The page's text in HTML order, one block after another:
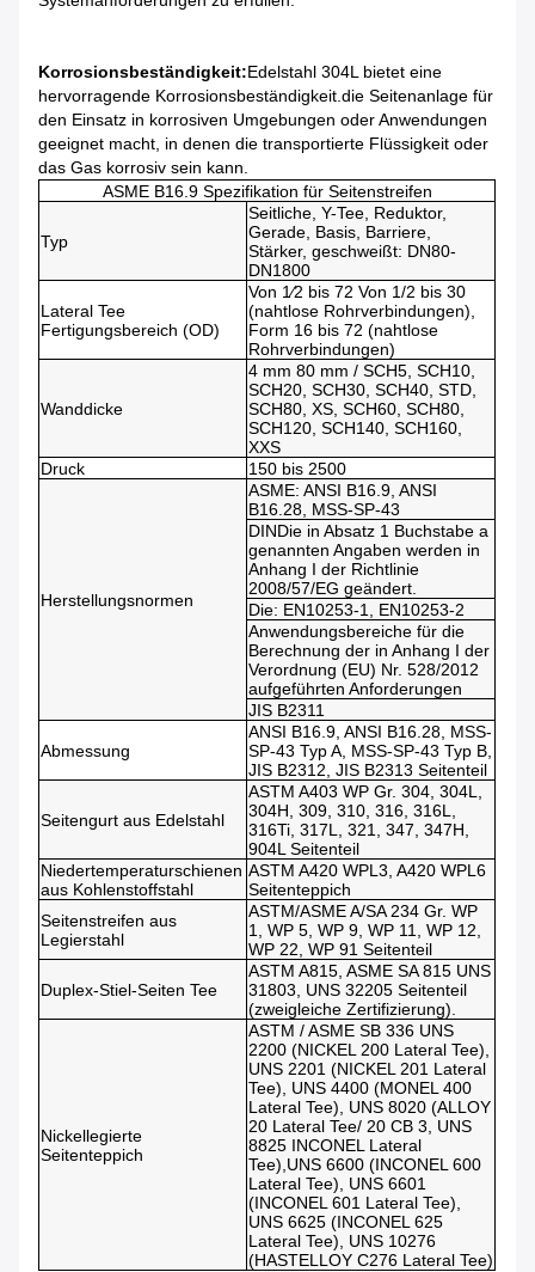
Korrosionsbeständigkeit:Edelstahl 304L bietet eine
hervorragende Korrosionsbeständigkeit.die Seitenanlage für
den Einsatz in korrosiven Umgebungen oder Anwendungen
geeignet macht, in denen die transportierte Flüssigkeit oder
das Gas korrosiv sein kann.
ASME B16.9 Spezifikation für Seitenstreifen
Typ
Seitliche, Y-Tee, Reduktor,
Gerade, Basis, Barriere,
Stärker, geschweißt: DN80-
DN1800
Lateral Tee
Fertigungsbereich (OD)
Von 1⁄2 bis 72 Von 1/2 bis 30
(nahtlose Rohrverbindungen),
Form 16 bis 72 (nahtlose
Rohrverbindungen)
Wanddicke
4 mm 80 mm / SCH5, SCH10,
SCH20, SCH30, SCH40, STD,
SCH80, XS, SCH60, SCH80,
SCH120, SCH140, SCH160,
XXS
Druck
150 bis 2500
Herstellungsnormen
ASME: ANSI B16.9, ANSI
B16.28, MSS-SP-43
DINDie in Absatz 1 Buchstabe a
genannten Angaben werden in
Anhang I der Richtlinie
2008/57/EG geändert.
Die: EN10253-1, EN10253-2
Anwendungsbereiche für die
Berechnung der in Anhang I der
Verordnung (EU) Nr. 528/2012
aufgeführten Anforderungen
JIS B2311
Abmessung
ANSI B16.9, ANSI B16.28, MSS-
SP-43 Typ A, MSS-SP-43 Typ B,
JIS B2312, JIS B2313 Seitenteil
Seitengurt aus Edelstahl
ASTM A403 WP Gr. 304, 304L,
304H, 309, 310, 316, 316L,
316Ti, 317L, 321, 347, 347H,
904L Seitenteil
Niedertemperaturschienen
aus Kohlenstoffstahl
ASTM A420 WPL3, A420 WPL6
Seitenteppich
Seitenstreifen aus
Legierstahl
ASTM/ASME A/SA 234 Gr. WP
1, WP 5, WP 9, WP 11, WP 12,
WP 22, WP 91 Seitenteil
Duplex-Stiel-Seiten Tee
ASTM A815, ASME SA 815 UNS
31803, UNS 32205 Seitenteil
(zweigleiche Zertifizierung).
Nickellegierte
Seitenteppich
ASTM / ASME SB 336 UNS
2200 (NICKEL 200 Lateral Tee),
UNS 2201 (NICKEL 201 Lateral
Tee), UNS 4400 (MONEL 400
Lateral Tee), UNS 8020 (ALLOY
20 Lateral Tee/ 20 CB 3, UNS
8825 INCONEL Lateral
Tee),UNS 6600 (INCONEL 600
Lateral Tee), UNS 6601
(INCONEL 601 Lateral Tee),
UNS 6625 (INCONEL 625
Lateral Tee), UNS 10276
(HASTELLOY C276 Lateral Tee)